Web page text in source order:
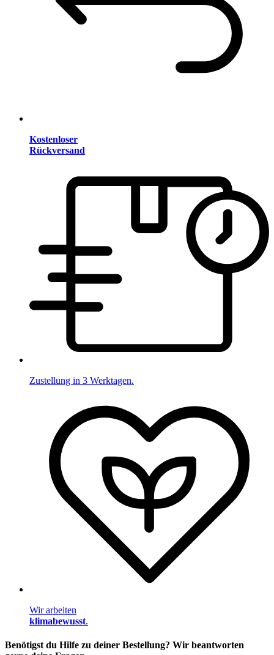
Kostenloser
Rückversand
Zustellung in 3 Werktagen.
Wir arbeiten
klimabewusst.
Benötigst du Hilfe zu deiner Bestellung? Wir beantworten